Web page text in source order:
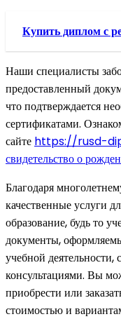
Купить диплом с
Наши специалисты
предоставленный
что подтверждается
сертификатами.
сайте https://rusd-
свидетельство о
Благодаря
качественные услуги
образование, будь то
документы,
учебной
консультациями. Вы
приобрести или
стоимостью и